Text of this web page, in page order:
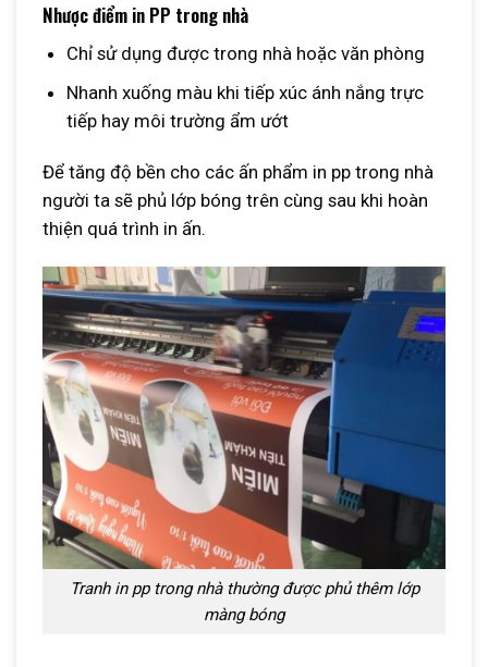
Nhược điểm in PP trong nhà
Chỉ sử dụng được trong nhà hoặc văn phòng
Nhanh xuống màu khi tiếp xúc ánh nắng trực
tiếp hay môi trường ẩm ướt
Để tăng độ bền cho các ấn phẩm in pp trong nhà
người ta sẽ phủ lớp bóng trên cùng sau khi hoàn
thiện quá trình in ấn.
Tranh in pp trong nhà thường được phủ thêm lớp
màng bóng